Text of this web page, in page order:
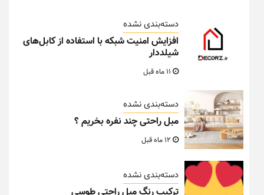
دسته‌بندی نشده
افزایش امنیت شبکه با استفاده از کابل‌های
شیلددار
دسته‌بندی نشده
مبل راحتی چند نفره بخریم ؟
دسته‌بندی نشده